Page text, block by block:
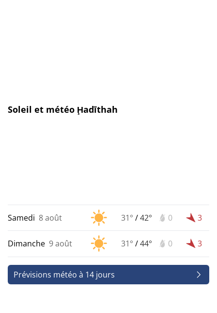
Soleil et météo Ḩadīthah
Samedi 8 août 31° /42° 0 3
Dimanche 9 août 31° /44° 0 3
Prévisions météo à 14 jours